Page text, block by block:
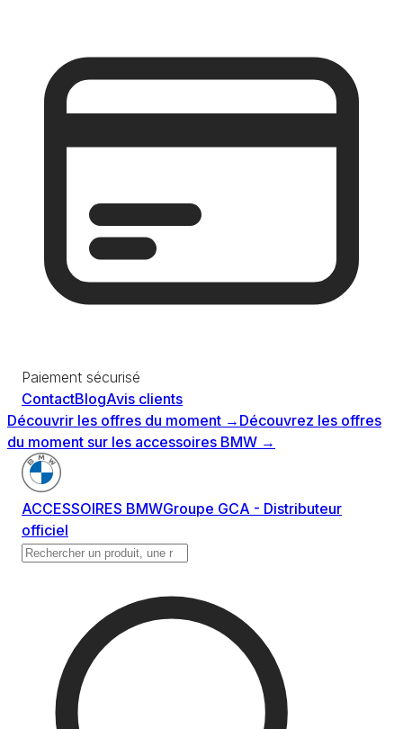
Paiement sécurisé
ContactBlogAvis clients
Découvrir les offres du moment → Découvrez les offres
du moment sur les accessoires BMW →
ACCESSOIRES BMWGroupe GCA - Distributeur
officiel